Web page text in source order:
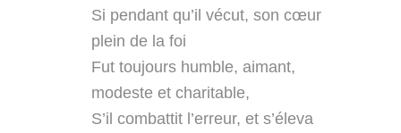
Si pendant qu’il vécut, son cœur
plein de la foi
Fut toujours humble, aimant,
modeste et charitable,
S’il combattit l’erreur, et s’éleva